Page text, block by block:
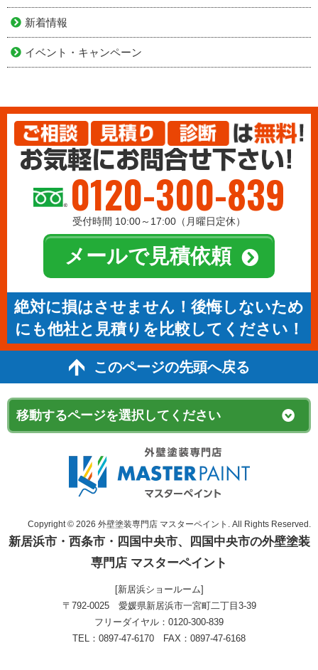
新着情報
イベント・キャンペーン
0120-300-839
受付時間 10:00～17:00（月曜日定休）
メールで見積依頼
絶対に損はさせません！後悔しないため
にも他社と見積りを比較してください！
このページの先頭へ戻る
Copyright © 2026 外壁塗装専門店 マスターペイント. All Rights Reserved.
新居浜市・西条市・四国中央市、四国中央市の外壁塗装
専門店 マスターペイント
[新居浜ショールーム]
〒792-0025 愛媛県新居浜市一宮町二丁目3-39
フリーダイヤル：0120-300-839
TEL：0897-47-6170 FAX：0897-47-6168